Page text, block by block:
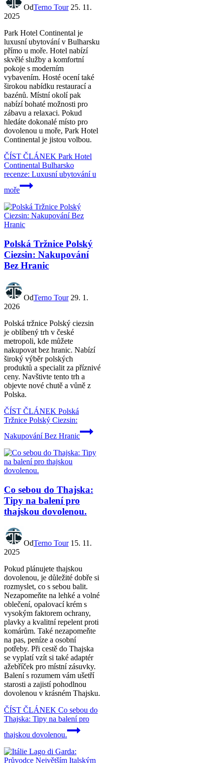
OdTerno Tour 25. 11.
2025
Park Hotel Continental je
luxusní ubytování v Bulharsku
přímo u moře. Hotel nabízí
skvělé služby a komfortní
pokoje s moderním
vybavením. Hosté ocení také
širokou nabídku restaurací a
bazénů. Místní okolí pak
nabízí bohaté možnosti pro
zábavu a relaxaci. Pokud
hledáte dokonalé místo pro
dovolenou u moře, Park Hotel
Continental je jistou volbou.
ČÍST ČLÁNEK Park Hotel
Continental Bulharsko
recenze: Luxusní ubytování u
moře
Polská Tržnice Polský
Ciezsin: Nakupování
Bez Hranic
OdTerno Tour 29. 1.
2026
Polská tržnice Polský ciezsin
je oblíbený trh v české
metropoli, kde můžete
nakupovat bez hranic. Nabízí
široký výběr polských
produktů a specialit za příznivé
ceny. Navštivte tento trh a
objevte nové chutě a vůně z
Polska.
ČÍST ČLÁNEK Polská
Tržnice Polský Ciezsin:
Nakupování Bez Hranic
Co sebou do Thajska:
Tipy na balení pro
thajskou dovolenou.
OdTerno Tour 15. 11.
2025
Pokud plánujete thajskou
dovolenou, je důležité dobře si
rozmyslet, co s sebou balit.
Nezapomeňte na lehké a volné
oblečení, opalovací krém s
vysokým faktorem ochrany,
plavky a kvalitní repelent proti
komárům. Také nezapomeňte
na pas, peníze a osobní
potřeby. Při cestě do Thajska
se vyplatí vzít si také adaptér
ažebříček pro místní zásuvky.
Balení s rozumem vám ušetří
starosti a zajistí pohodlnou
dovolenou v krásném Thajsku.
ČÍST ČLÁNEK Co sebou do
Thajska: Tipy na balení pro
thajskou dovolenou.